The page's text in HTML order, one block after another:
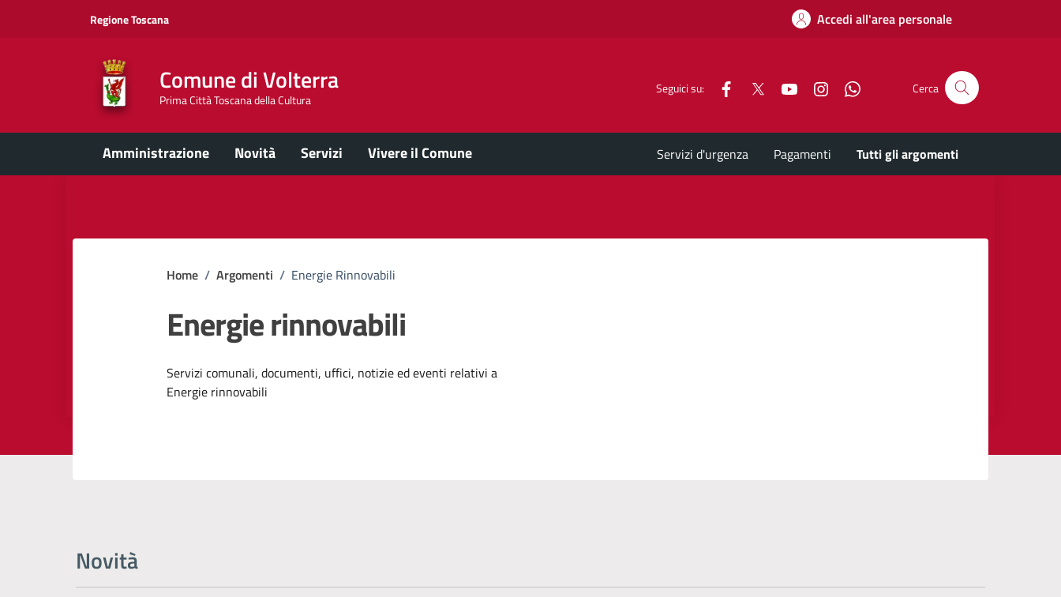
Regione Toscana Accedi all'area personale
Comune di Volterra
Prima Città Toscana della Cultura
Seguici su: Facebook YouTubeInstagramWhatsappCerca
Amministrazione Novità Servizi Vivere il Comune Servizi d'urgenza Pagamenti Tutti gli argomenti
Home / Argomenti / Energie Rinnovabili
Energie rinnovabili
Dettagli dell'argomento
Servizi comunali, documenti, uffici, notizie ed eventi relativi a
Energie rinnovabili
Novità